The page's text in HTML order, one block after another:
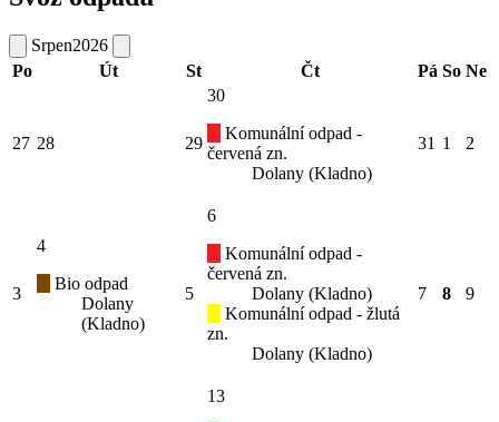
Srpen2026
Po
Út St Čt Pá So Ne
27 28 29
30
Komunální odpad -
červená zn.
Dolany (Kladno)
31 1 2
3
4
Bio odpad
Dolany
(Kladno)
5
6
Komunální odpad -
červená zn.
Dolany (Kladno)
Komunální odpad - žlutá
zn.
Dolany (Kladno)
7 8 9
13